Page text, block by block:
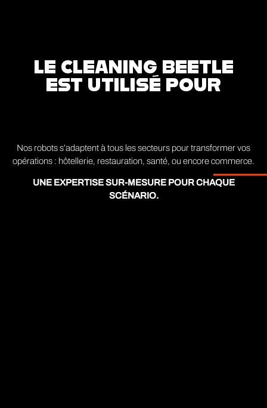
LE CLEANING BEETLE
EST UTILISÉ POUR
Nos robots s’adaptent à tous les secteurs pour transformer vos
opérations : hôtellerie, restauration, santé, ou encore commerce.
UNE EXPERTISE SUR-MESURE POUR CHAQUE
SCÉNARIO.